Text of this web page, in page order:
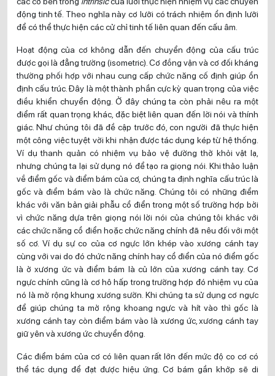
động tinh tế. Theo nghĩa này cơ lưỡi có trách nhiệm ổn định lưỡi
để có thể thực hiện các cử chỉ tinh tế liên quan đến cấu âm.
Hoạt động của cơ không dẫn đến chuyển động của cấu trúc
được gọi là đẳng trường (isometric). Cơ đồng vận và cơ đối kháng
thường phối hợp với nhau cung cấp chức năng cố định giúp ổn
định cấu trúc. Đây là một thành phần cực kỳ quan trọng của việc
điều khiển chuyển động. Ở đây chúng ta còn phải nêu ra một
điểm rất quan trọng khác, đặc biệt liên quan đến lời nói và thính
giác. Như chúng tôi đã đề cập trước đó, con người đã thực hiện
một công việc tuyệt vời khi nhận được tác dụng kép từ hệ thống.
Ví dụ thanh quản có nhiệm vụ bảo vệ đường thở khỏi vật lạ,
nhưng chúng ta lại sử dụng nó để tạo ra giọng nói. Khi thảo luận
về điểm gốc và điểm bám của cơ, chúng ta định nghĩa cấu trúc là
gốc và điểm bám vào là chức năng. Chúng tôi có những điểm
khác với văn bản giải phẫu cổ điển trong một số trường hợp bởi
vì chức năng dựa trên giọng nói lời nói của chúng tôi khác với
các chức năng cổ điển hoặc chức năng chính đã nêu đối với một
số cơ. Ví dụ sự co của cơ ngực lớn khép vào xương cánh tay
cùng với vai do đó chức năng chính hay cổ điển của nó điểm gốc
là ở xương ức và điểm bám là củ lớn của xương cánh tay. Cơ
ngực chính cũng là cơ hô hấp trong trường hợp đó nhiệm vụ của
nó là mở rộng khung xương sườn. Khi chúng ta sử dụng cơ ngực
để giúp chúng ta mở rộng khoang ngực và hít vào thì gốc là
xương cánh tay còn điểm bám vào là xương ức, xương cánh tay
giữ yên và xương ức chuyển động.
Các điểm bám của cơ có liên quan rất lớn đến mức độ co cơ có
thể tác dụng để đạt được hiệu ứng. Cơ bám gần khớp sẽ di